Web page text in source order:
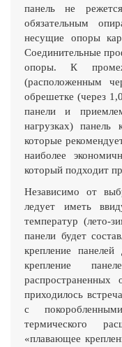
панель не
обязательным
несущие опоры
Соединительные
опоры. К
(расположенным
обрешетке (через
панели и
нагрузках)
которые
наиболее
который подходит
Независимо от
ледует иметь
температур (лето-
панели будет
крепление
крепление
приходилось
с
термического
«плавающее